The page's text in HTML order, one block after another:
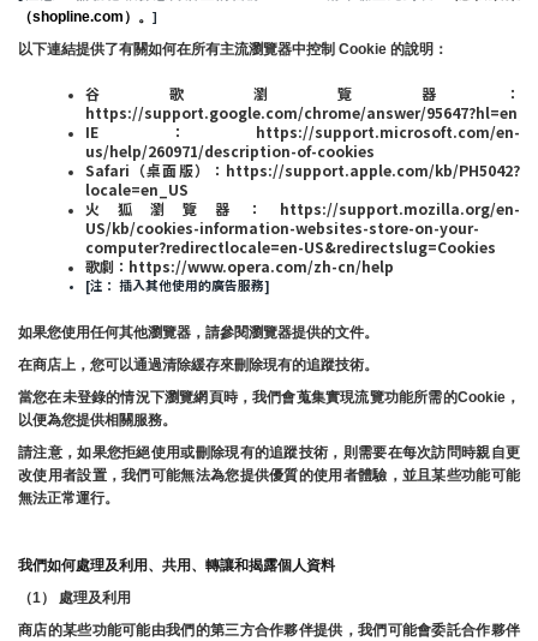
（shopline.com）。 ]
以下連結提供了有關如何在所有主流瀏覽器中控制 Cookie 的說明：
谷歌瀏覽器：
https://support.google.com/chrome/answer/95647?hl=en
IE：https://support.microsoft.com/en-
us/help/260971/description-of-cookies
Safari（桌面版）：https://support.apple.com/kb/PH5042?
locale=en_US
火狐瀏覽器：https://support.mozilla.org/en-
US/kb/cookies-information-websites-store-on-your-
computer?redirectlocale=en-US&redirectslug=Cookies
歌劇：https://www.opera.com/zh-cn/help
[注： 插入其他使用的廣告服務]
如果您使用任何其他瀏覽器，請參閱瀏覽器提供的文件。
在商店上，您可以通過清除緩存來刪除現有的追蹤技術。
當您在未登錄的情況下瀏覽網頁時，我們會蒐集實現流覽功能所需的Cookie，
以便為您提供相關服務。
請注意，如果您拒絕使用或刪除現有的追蹤技術，則需要在每次訪問時親自更
改使用者設置，我們可能無法為您提供優質的使用者體驗，並且某些功能可能
無法正常運行。
我們如何處理及利用、共用、轉讓和揭露個人資料
（1） 處理及利用
商店的某些功能可能由我們的第三方合作夥伴提供，我們可能會委託合作夥伴